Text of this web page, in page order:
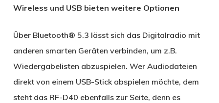
Wireless und USB bieten weitere Optionen
Über Bluetooth® 5.3 lässt sich das Digitalradio mit
anderen smarten Geräten verbinden, um z.B.
Wiedergabelisten abzuspielen. Wer Audiodateien
direkt von einem USB-Stick abspielen möchte, dem
steht das RF-D40 ebenfalls zur Seite, denn es